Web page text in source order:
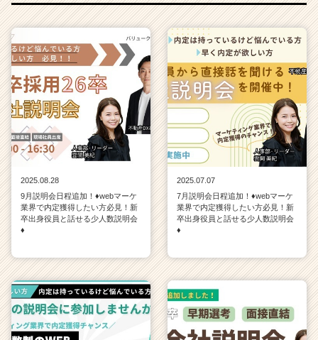
2025.08.28
9月説明会日程追加！♦webマーケ
業界で内定獲得したい方必見！新
卒出身役員と話せる少人数説明会
♦
2025.07.07
7月説明会日程追加！♦webマーケ
業界で内定獲得したい方必見！新
卒出身役員と話せる少人数説明会
♦